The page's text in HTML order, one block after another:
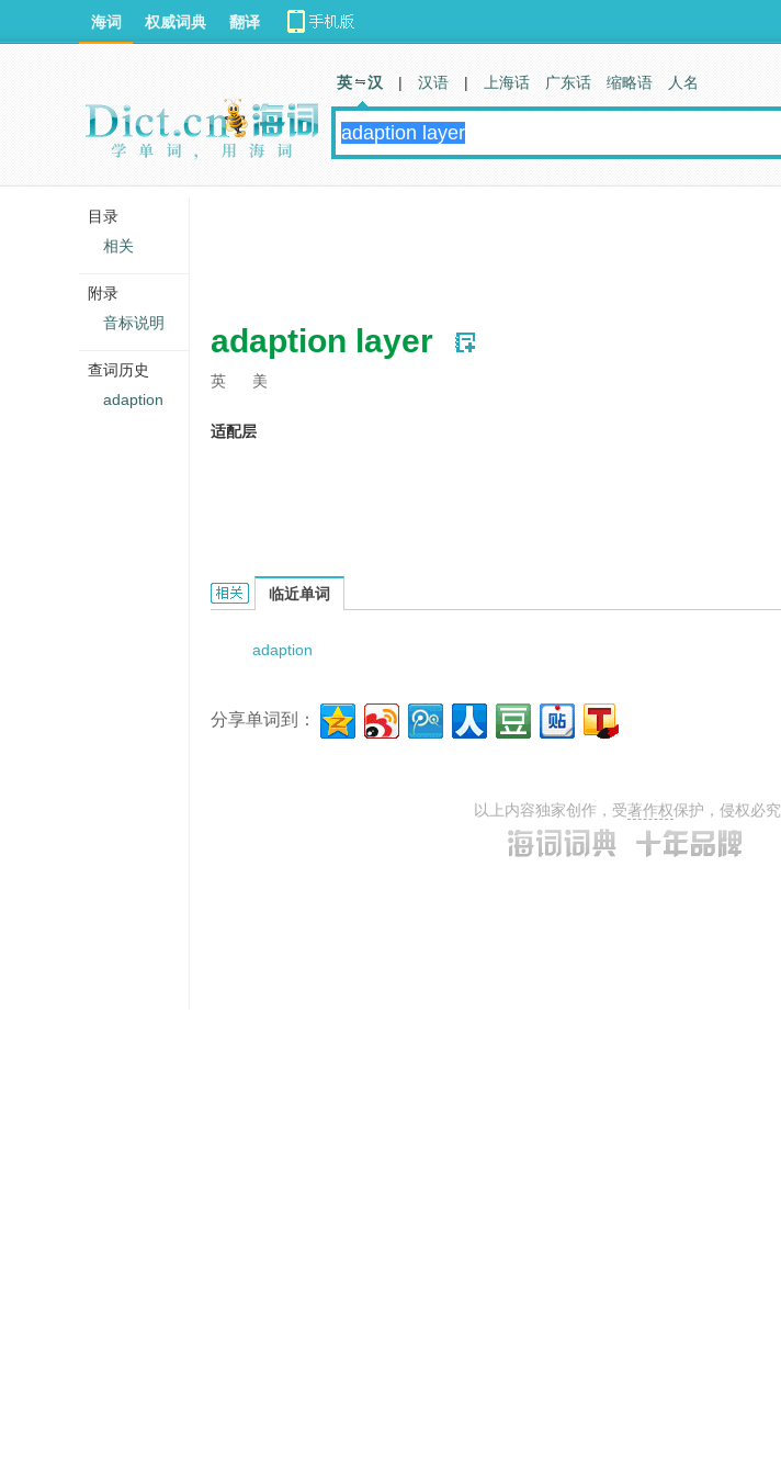
adaption layer
英 美
适配层
adaption layer的相关资料：
临近单词
adaption
分享单词到：
以上内容独家创作，受著作权保护，侵权必究
海词 权威词典 翻译
英 汉 | 汉语 | 上海话 广东话 缩略语 人名
目录
相关
附录
音标说明
查词历史
adaption